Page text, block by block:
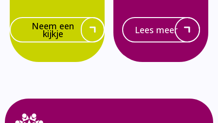
Neem een
kijkje Lees meer